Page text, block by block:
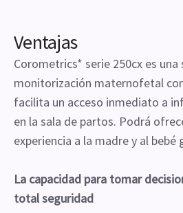
Ventajas
Corometrics* serie 250cx es una
monitorización maternofetal
facilita un acceso inmediato a
en la sala de partos. Podrá
experiencia a la madre y al bebé
La capacidad para tomar
total seguridad